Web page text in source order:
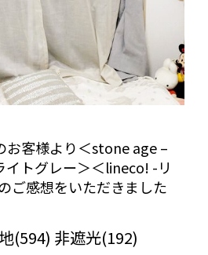
お客様より＜stone age –
トグレー＞＜lineco! -リ
感想をいただきました
(594) 非遮光(192)